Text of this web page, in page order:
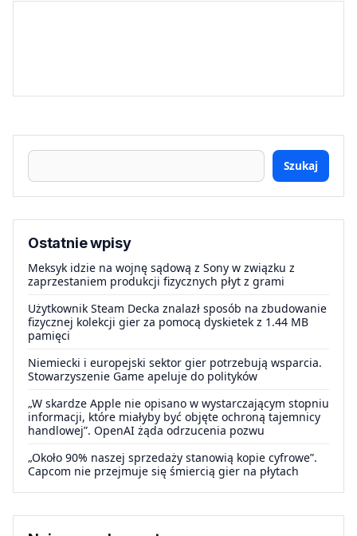
Szukaj
Ostatnie wpisy
Meksyk idzie na wojnę sądową z Sony w związku z
zaprzestaniem produkcji fizycznych płyt z grami
Użytkownik Steam Decka znalazł sposób na zbudowanie
fizycznej kolekcji gier za pomocą dyskietek z 1.44 MB
pamięci
Niemiecki i europejski sektor gier potrzebują wsparcia.
Stowarzyszenie Game apeluje do polityków
„W skardze Apple nie opisano w wystarczającym stopniu
informacji, które miałyby być objęte ochroną tajemnicy
handlowej”. OpenAI żąda odrzucenia pozwu
„Około 90% naszej sprzedaży stanowią kopie cyfrowe”.
Capcom nie przejmuje się śmiercią gier na płytach